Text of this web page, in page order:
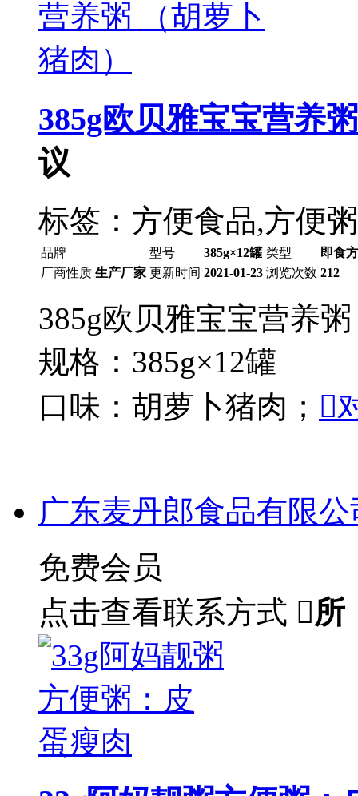
385g欧贝雅宝宝营养
议
标签：方便食品,方便
品牌 型号 385g×12罐 类型
即食
厂商性质 生产厂家 更新时间 2021-01-23 浏览次数 212
385g欧贝雅宝宝营养
规格：385g×12罐
口味：胡萝卜猪肉； 
广东麦丹郎食品有限公
免费会员
点击查看联系方式 所